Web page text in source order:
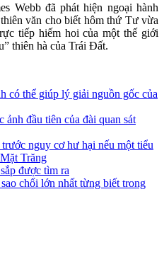
Webb đã phát hiện ngoại hành
văn cho biết hôm thứ Tư vừa
tiếp hiếm hoi của một thế giới
thiên hà của Trái Đất.
có thể giúp lý giải nguồn gốc của
ảnh đầu tiên của đài quan sát
nguy cơ hư hại nếu một tiểu
Trăng
được tìm ra
chổi lớn nhất từng biết trong